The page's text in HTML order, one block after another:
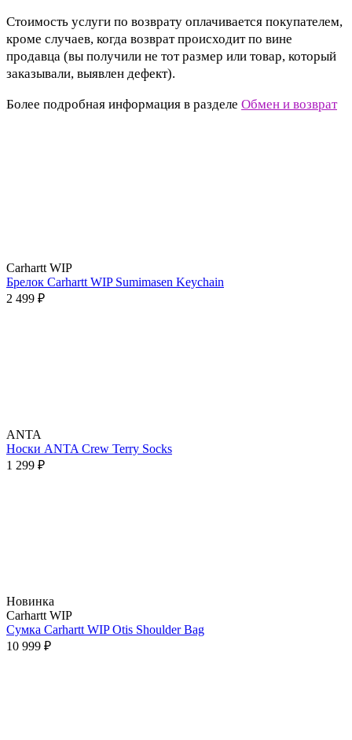
Стоимость услуги по возврату оплачивается покупателем,
кроме случаев, когда возврат происходит по вине
продавца (вы получили не тот размер или товар, который
заказывали, выявлен дефект).
Более подробная информация в разделе Обмен и возврат
Carhartt WIP
Брелок Carhartt WIP Sumimasen Keychain
2 499 ₽
ANTA
Носки ANTA Crew Terry Socks
1 299 ₽
Новинка
Carhartt WIP
Сумка Carhartt WIP Otis Shoulder Bag
10 999 ₽